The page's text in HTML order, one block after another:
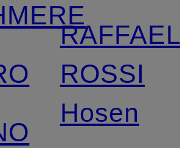
ROSSI
Hosen